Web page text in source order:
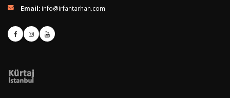
Email: info@irfantarhan.com